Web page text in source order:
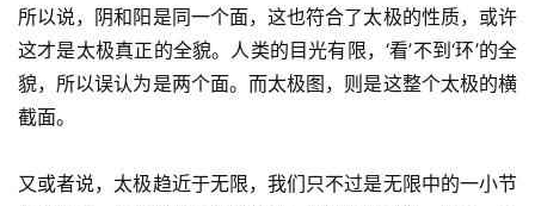
所以说，阴和阳是同一个面，这也符合了太极的性质，或许
这才是太极真正的全貌。人类的目光有限，‘看’不到‘环’的全
貌，所以误认为是两个面。而太极图，则是这整个太极的横
截面。
又或者说，太极趋近于无限，我们只不过是无限中的一小节